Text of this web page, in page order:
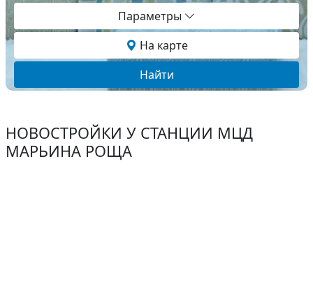
Параметры
На карте
Найти
НОВОСТРОЙКИ У СТАНЦИИ МЦД
МАРЬИНА РОЩА